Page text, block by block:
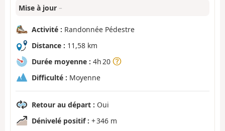
Mise à jour –
Activité : Randonnée Pédestre
Distance : 11,58 km
Durée moyenne : 4h 20
Difficulté : Moyenne
Retour au départ : Oui
Dénivelé positif : + 346 m